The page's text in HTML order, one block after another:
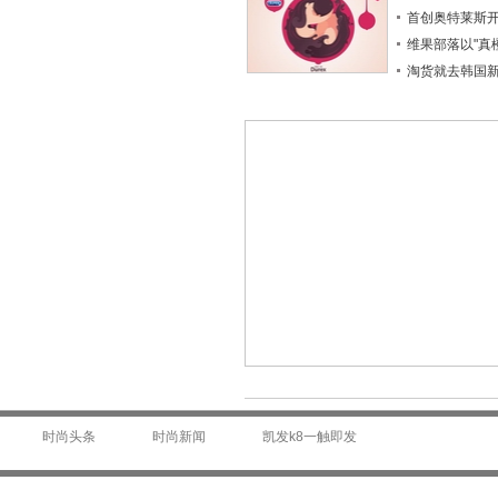
首创奥特莱斯
维果部落以"真
淘货就去韩国
时尚头条 时尚新闻 凯发k8一触即发